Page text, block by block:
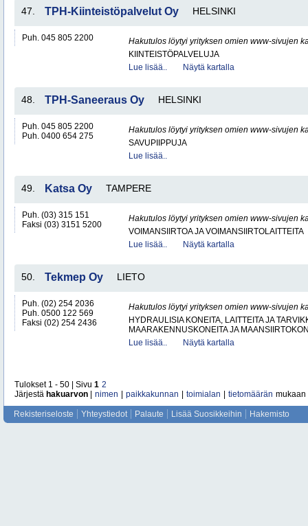
47. TPH-Kiinteistöpalvelut Oy HELSINKI
Puh. 045 805 2200
Hakutulos löytyi yrityksen omien www-sivujen
KIINTEISTÖPALVELUJA
Lue lisää..
Näytä kartalla
48. TPH-Saneeraus Oy HELSINKI
Puh. 045 805 2200
Puh. 0400 654 275
Hakutulos löytyi yrityksen omien www-sivujen
SAVUPIIPPUJA
Lue lisää..
49. Katsa Oy TAMPERE
Puh. (03) 315 151
Faksi (03) 3151 5200
Hakutulos löytyi yrityksen omien www-sivujen
VOIMANSIIRTOA JA VOIMANSIIRTOLAITTEITA
Lue lisää..
Näytä kartalla
50. Tekmep Oy LIETO
Puh. (02) 254 2036
Puh. 0500 122 569
Faksi (02) 254 2436
Hakutulos löytyi yrityksen omien www-sivujen
HYDRAULISIA KONEITA, LAITTEITA JA
MAARAKENNUSKONEITA JA
Lue lisää..
Näytä kartalla
Tulokset 1 - 50 | Sivu 1 2
Järjestä hakuarvon nimen paikkakunnan toimialan tietomäärän mukaan
Rekisteriseloste Yhteystiedot Palaute Lisää Suosikkeihin Hakemisto